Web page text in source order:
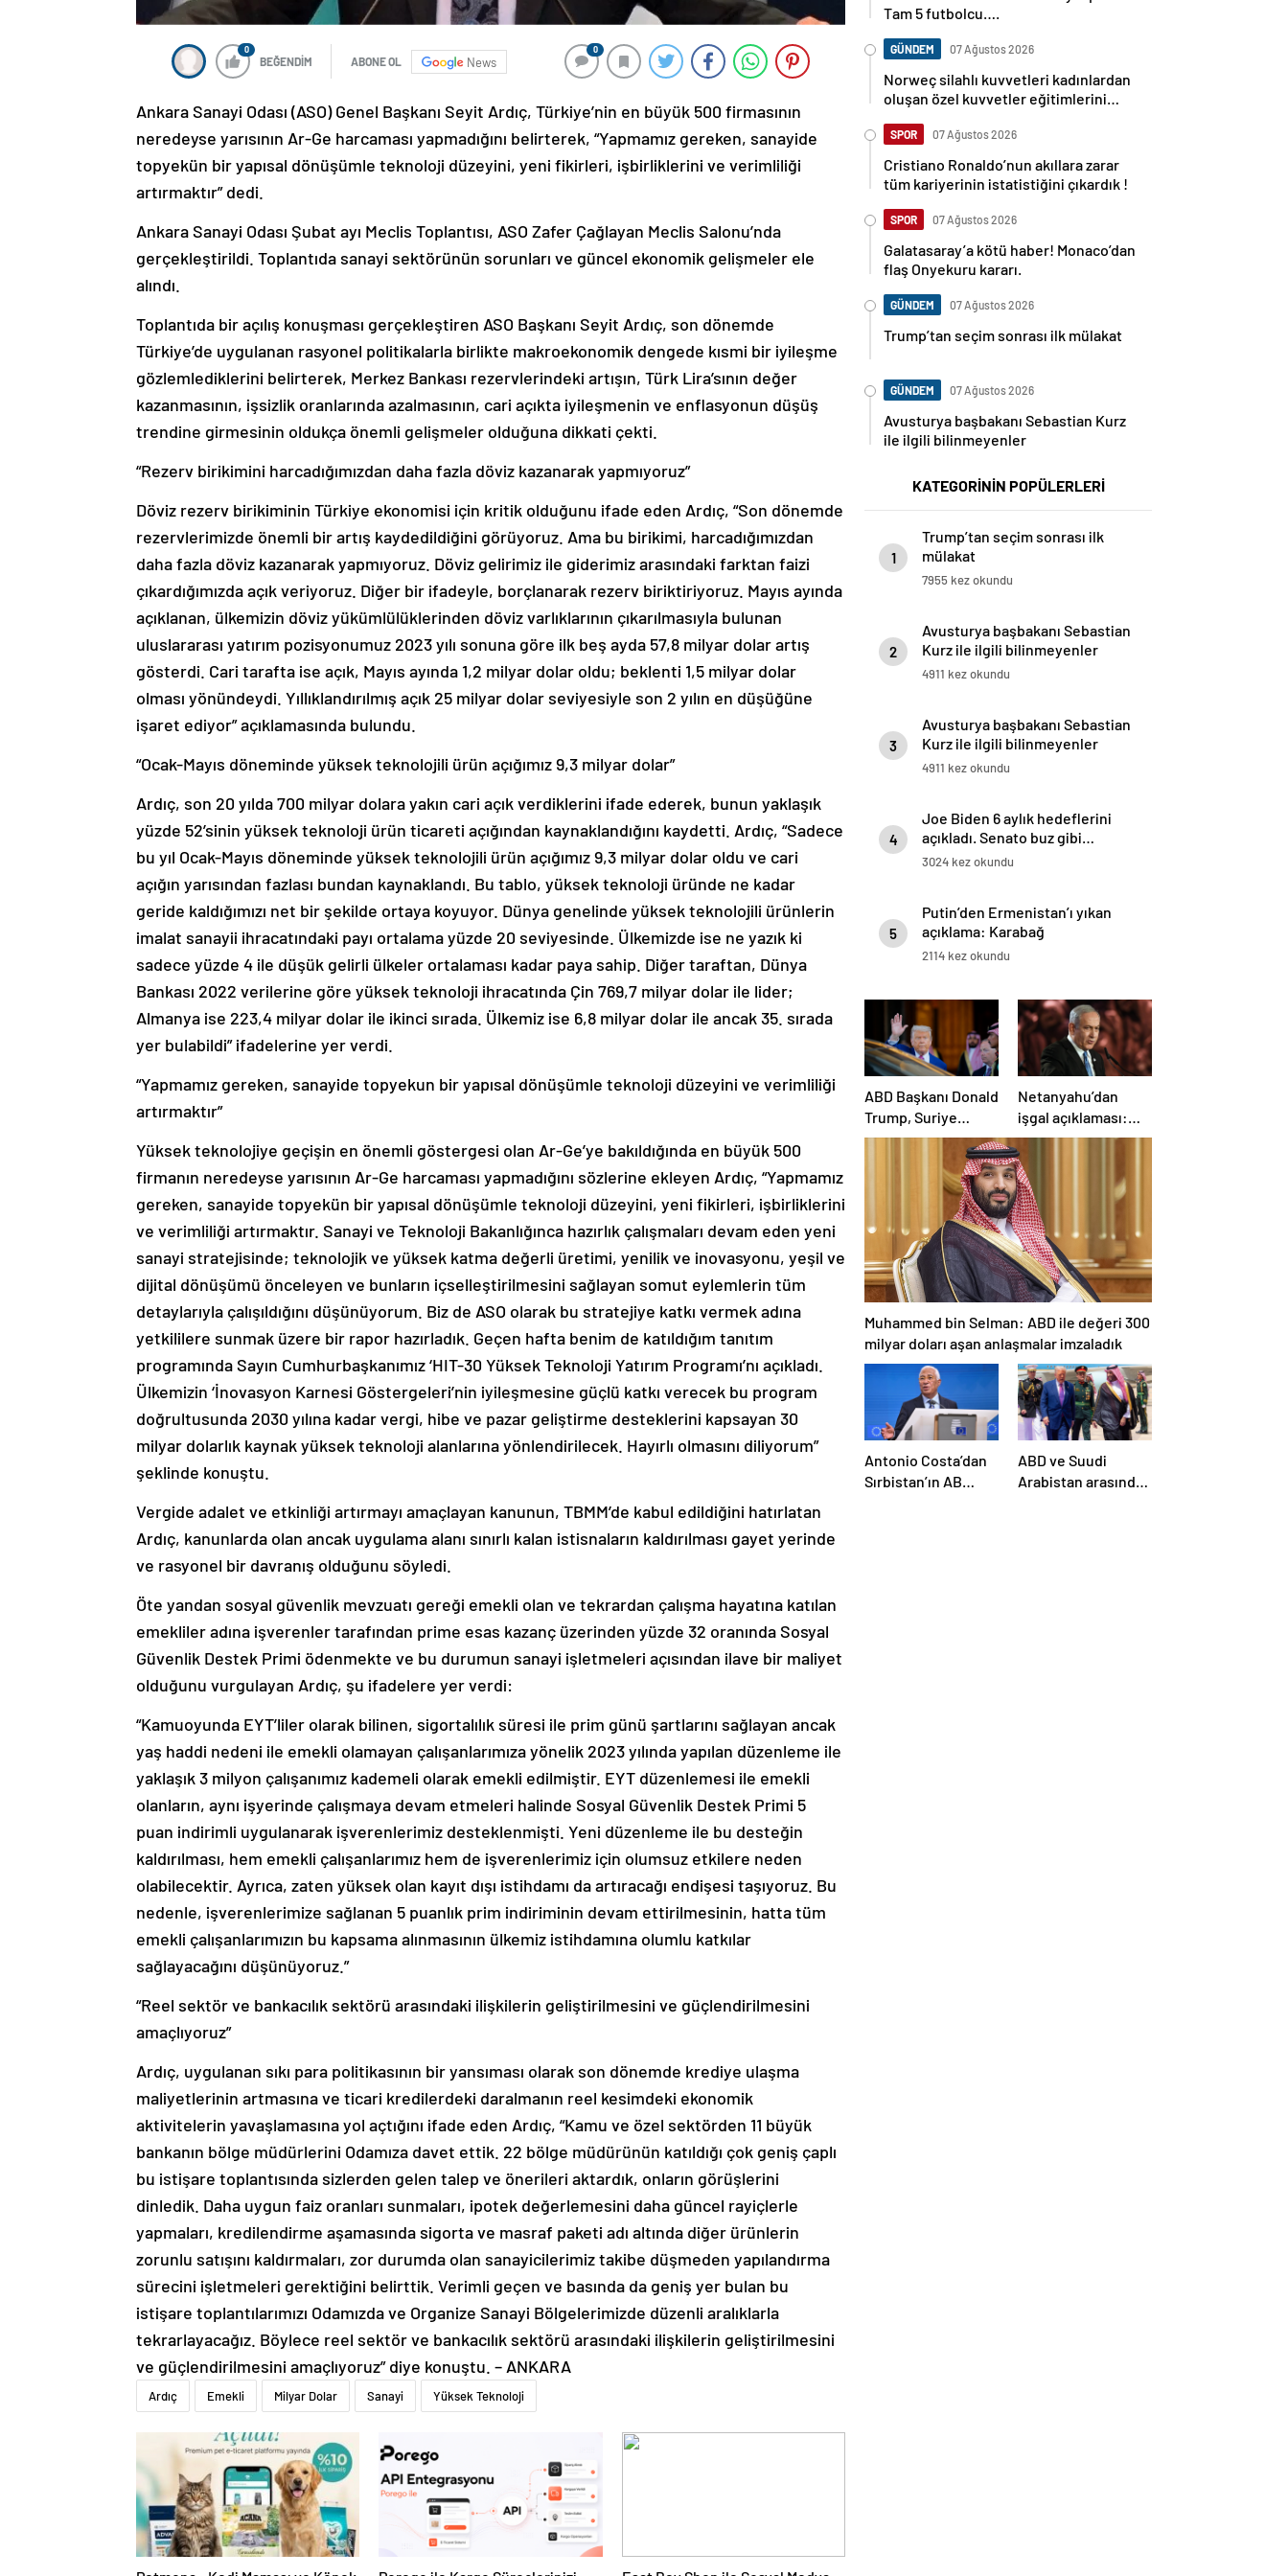
0
BEĞENDİM ABONE OL News
0
Ankara Sanayi Odası (ASO) Genel Başkanı Seyit Ardıç, Türkiye’nin en büyük 500 firmasının
neredeyse yarısının Ar-Ge harcaması yapmadığını belirterek, “Yapmamız gereken, sanayide
topyekün bir yapısal dönüşümle teknoloji düzeyini, yeni fikirleri, işbirliklerini ve verimliliği
artırmaktır” dedi.
Ankara Sanayi Odası Şubat ayı Meclis Toplantısı, ASO Zafer Çağlayan Meclis Salonu’nda
gerçekleştirildi. Toplantıda sanayi sektörünün sorunları ve güncel ekonomik gelişmeler ele
alındı.
Toplantıda bir açılış konuşması gerçekleştiren ASO Başkanı Seyit Ardıç, son dönemde
Türkiye’de uygulanan rasyonel politikalarla birlikte makroekonomik dengede kısmi bir iyileşme
gözlemlediklerini belirterek, Merkez Bankası rezervlerindeki artışın, Türk Lira’sının değer
kazanmasının, işsizlik oranlarında azalmasının, cari açıkta iyileşmenin ve enflasyonun düşüş
trendine girmesinin oldukça önemli gelişmeler olduğuna dikkati çekti.
“Rezerv birikimini harcadığımızdan daha fazla döviz kazanarak yapmıyoruz”
Döviz rezerv birikiminin Türkiye ekonomisi için kritik olduğunu ifade eden Ardıç, “Son dönemde
rezervlerimizde önemli bir artış kaydedildiğini görüyoruz. Ama bu birikimi, harcadığımızdan
daha fazla döviz kazanarak yapmıyoruz. Döviz gelirimiz ile giderimiz arasındaki farktan faizi
çıkardığımızda açık veriyoruz. Diğer bir ifadeyle, borçlanarak rezerv biriktiriyoruz. Mayıs ayında
açıklanan, ülkemizin döviz yükümlülüklerinden döviz varlıklarının çıkarılmasıyla bulunan
uluslararası yatırım pozisyonumuz 2023 yılı sonuna göre ilk beş ayda 57,8 milyar dolar artış
gösterdi. Cari tarafta ise açık, Mayıs ayında 1,2 milyar dolar oldu; beklenti 1,5 milyar dolar
olması yönündeydi. Yıllıklandırılmış açık 25 milyar dolar seviyesiyle son 2 yılın en düşüğüne
işaret ediyor” açıklamasında bulundu.
“Ocak-Mayıs döneminde yüksek teknolojili ürün açığımız 9,3 milyar dolar”
Ardıç, son 20 yılda 700 milyar dolara yakın cari açık verdiklerini ifade ederek, bunun yaklaşık
yüzde 52’sinin yüksek teknoloji ürün ticareti açığından kaynaklandığını kaydetti. Ardıç, “Sadece
bu yıl Ocak-Mayıs döneminde yüksek teknolojili ürün açığımız 9,3 milyar dolar oldu ve cari
açığın yarısından fazlası bundan kaynaklandı. Bu tablo, yüksek teknoloji üründe ne kadar
geride kaldığımızı net bir şekilde ortaya koyuyor. Dünya genelinde yüksek teknolojili ürünlerin
imalat sanayii ihracatındaki payı ortalama yüzde 20 seviyesinde. Ülkemizde ise ne yazık ki
sadece yüzde 4 ile düşük gelirli ülkeler ortalaması kadar paya sahip. Diğer taraftan, Dünya
Bankası 2022 verilerine göre yüksek teknoloji ihracatında Çin 769,7 milyar dolar ile lider;
Almanya ise 223,4 milyar dolar ile ikinci sırada. Ülkemiz ise 6,8 milyar dolar ile ancak 35. sırada
yer bulabildi” ifadelerine yer verdi.
“Yapmamız gereken, sanayide topyekun bir yapısal dönüşümle teknoloji düzeyini ve verimliliği
artırmaktır”
Yüksek teknolojiye geçişin en önemli göstergesi olan Ar-Ge’ye bakıldığında en büyük 500
firmanın neredeyse yarısının Ar-Ge harcaması yapmadığını sözlerine ekleyen Ardıç, “Yapmamız
gereken, sanayide topyekün bir yapısal dönüşümle teknoloji düzeyini, yeni fikirleri, işbirliklerini
ve verimliliği artırmaktır. Sanayi ve Teknoloji Bakanlığınca hazırlık çalışmaları devam eden yeni
sanayi stratejisinde; teknolojik ve yüksek katma değerli üretimi, yenilik ve inovasyonu, yeşil ve
dijital dönüşümü önceleyen ve bunların içselleştirilmesini sağlayan somut eylemlerin tüm
detaylarıyla çalışıldığını düşünüyorum. Biz de ASO olarak bu stratejiye katkı vermek adına
yetkililere sunmak üzere bir rapor hazırladık. Geçen hafta benim de katıldığım tanıtım
programında Sayın Cumhurbaşkanımız ‘HIT-30 Yüksek Teknoloji Yatırım Programı’nı açıkladı.
Ülkemizin ‘İnovasyon Karnesi Göstergeleri’nin iyileşmesine güçlü katkı verecek bu program
doğrultusunda 2030 yılına kadar vergi, hibe ve pazar geliştirme desteklerini kapsayan 30
milyar dolarlık kaynak yüksek teknoloji alanlarına yönlendirilecek. Hayırlı olmasını diliyorum”
şeklinde konuştu.
Vergide adalet ve etkinliği artırmayı amaçlayan kanunun, TBMM’de kabul edildiğini hatırlatan
Ardıç, kanunlarda olan ancak uygulama alanı sınırlı kalan istisnaların kaldırılması gayet yerinde
ve rasyonel bir davranış olduğunu söyledi.
Öte yandan sosyal güvenlik mevzuatı gereği emekli olan ve tekrardan çalışma hayatına katılan
emekliler adına işverenler tarafından prime esas kazanç üzerinden yüzde 32 oranında Sosyal
Güvenlik Destek Primi ödenmekte ve bu durumun sanayi işletmeleri açısından ilave bir maliyet
olduğunu vurgulayan Ardıç, şu ifadelere yer verdi:
“Kamuoyunda EYT’liler olarak bilinen, sigortalılık süresi ile prim günü şartlarını sağlayan ancak
yaş haddi nedeni ile emekli olamayan çalışanlarımıza yönelik 2023 yılında yapılan düzenleme ile
yaklaşık 3 milyon çalışanımız kademeli olarak emekli edilmiştir. EYT düzenlemesi ile emekli
olanların, aynı işyerinde çalışmaya devam etmeleri halinde Sosyal Güvenlik Destek Primi 5
puan indirimli uygulanarak işverenlerimiz desteklenmişti. Yeni düzenleme ile bu desteğin
kaldırılması, hem emekli çalışanlarımız hem de işverenlerimiz için olumsuz etkilere neden
olabilecektir. Ayrıca, zaten yüksek olan kayıt dışı istihdamı da artıracağı endişesi taşıyoruz. Bu
nedenle, işverenlerimize sağlanan 5 puanlık prim indiriminin devam ettirilmesinin, hatta tüm
emekli çalışanlarımızın bu kapsama alınmasının ülkemiz istihdamına olumlu katkılar
sağlayacağını düşünüyoruz.”
“Reel sektör ve bankacılık sektörü arasındaki ilişkilerin geliştirilmesini ve güçlendirilmesini
amaçlıyoruz”
Ardıç, uygulanan sıkı para politikasının bir yansıması olarak son dönemde krediye ulaşma
maliyetlerinin artmasına ve ticari kredilerdeki daralmanın reel kesimdeki ekonomik
aktivitelerin yavaşlamasına yol açtığını ifade eden Ardıç, “Kamu ve özel sektörden 11 büyük
bankanın bölge müdürlerini Odamıza davet ettik. 22 bölge müdürünün katıldığı çok geniş çaplı
bu istişare toplantısında sizlerden gelen talep ve önerileri aktardık, onların görüşlerini
dinledik. Daha uygun faiz oranları sunmaları, ipotek değerlemesini daha güncel rayiçlerle
yapmaları, kredilendirme aşamasında sigorta ve masraf paketi adı altında diğer ürünlerin
zorunlu satışını kaldırmaları, zor durumda olan sanayicilerimiz takibe düşmeden yapılandırma
sürecini işletmeleri gerektiğini belirttik. Verimli geçen ve basında da geniş yer bulan bu
istişare toplantılarımızı Odamızda ve Organize Sanayi Bölgelerimizde düzenli aralıklarla
tekrarlayacağız. Böylece reel sektör ve bankacılık sektörü arasındaki ilişkilerin geliştirilmesini
ve güçlendirilmesini amaçlıyoruz” diye konuştu. – ANKARA
Ardıç Emekli Milyar Dolar Sanayi Yüksek Teknoloji
Tam 5 futbolcu….
GÜNDEM 07 Ağustos 2026
Norweç silahlı kuvvetleri kadınlardan
oluşan özel kuvvetler eğitimlerini
SPOR 07 Ağustos 2026
Cristiano Ronaldo’nun akıllara zarar
tüm kariyerinin istatistiğini çıkardık !
SPOR 07 Ağustos 2026
Galatasaray’a kötü haber! Monaco’dan
flaş Onyekuru kararı.
GÜNDEM 07 Ağustos 2026
Trump’tan seçim sonrası ilk mülakat
GÜNDEM 07 Ağustos 2026
Avusturya başbakanı Sebastian Kurz
ile ilgili bilinmeyenler
KATEGORİNİN POPÜLERLERİ
1
Trump’tan seçim sonrası ilk
mülakat
7955 kez okundu
2
Avusturya başbakanı Sebastian
Kurz ile ilgili bilinmeyenler
4911 kez okundu
3
Avusturya başbakanı Sebastian
Kurz ile ilgili bilinmeyenler
4911 kez okundu
4
Joe Biden 6 aylık hedeflerini
açıkladı. Senato buz gibi…
3024 kez okundu
5
Putin’den Ermenistan’ı yıkan
açıklama: Karabağ
Azerbaycan’ın ayrılmaz bir
2114 kez okundu
ABD Başkanı Donald
Trump, Suriye
Cumhurbaşkanı
Şara ile görüşecek
Netanyahu’dan
işgal açıklaması:
İsrail ordusu, tüm
gücüyle Gazze’ye
girecek
Muhammed bin Selman: ABD ile değeri 300
milyar doları aşan anlaşmalar imzaladık
Antonio Costa’dan
Sırbistan’ın AB
ABD ve Suudi
Arabistan arasında